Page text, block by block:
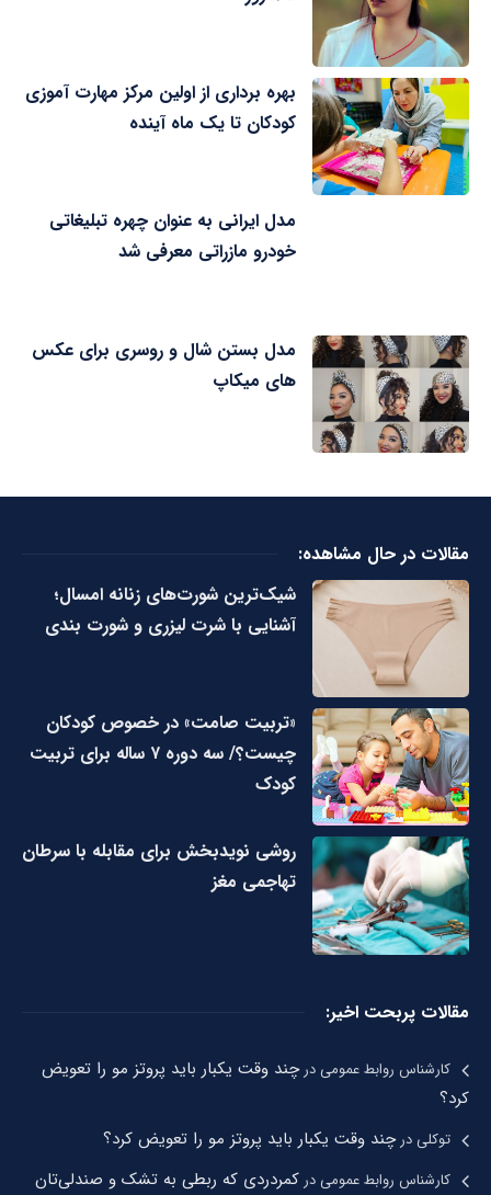
بهره برداری از اولین مرکز مهارت آموزی
کودکان تا یک ماه آینده
مدل ایرانی به عنوان چهره تبلیغاتی
خودرو مازراتی معرفی شد
مدل بستن شال و روسری برای عکس
های میکاپ
مقالات در حال مشاهده:
شیک‌ترین شورت‌های زنانه امسال؛
آشنایی با شرت لیزری و شورت بندی
«تربیت صامت» در خصوص کودکان
چیست؟/ سه دوره ۷ ساله برای تربیت
کودک
روشی نویدبخش برای مقابله با سرطان
تهاجمی مغز
مقالات پربحت اخیر:
کارشناس روابط عمومیدرچند وقت یکبار باید پروتز مو را تعویض
کرد؟
توکلیدرچند وقت یکبار باید پروتز مو را تعویض کرد؟
کارشناس روابط عمومیدر کمردردی که ربطی به تشک و صندلی‌تان